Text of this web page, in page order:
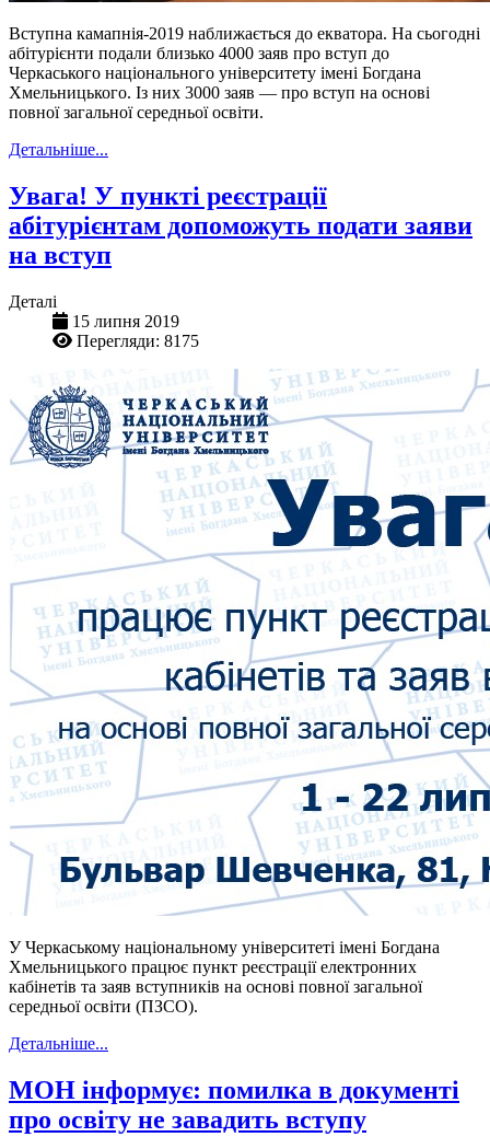
Вступна камапнія-2019 наближається до екватора. На сьогодні
абітурієнти подали близько 4000 заяв про вступ до
Черкаського національного університету імені Богдана
Хмельницького. Із них 3000 заяв — про вступ на основі
повної загальної середньої освіти.
Детальніше...
Увага! У пункті реєстрації
абітурієнтам допоможуть подати заяви
на вступ
Деталі
15 липня 2019
Перегляди: 8175
У Черкаському національному університеті імені Богдана
Хмельницького працює пункт реєстрації електронних
кабінетів та заяв вступників на основі повної загальної
середньої освіти (ПЗСО).
Детальніше...
МОН інформує: помилка в документі
про освіту не завадить вступу